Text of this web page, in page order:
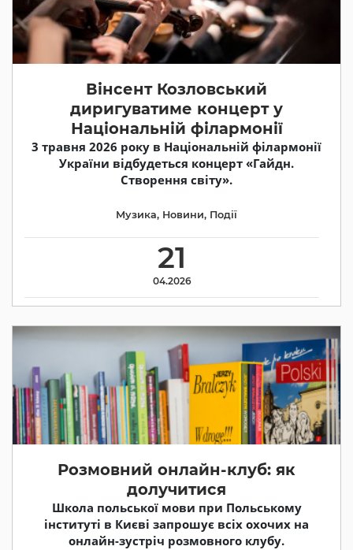
Вінсент Козловський
диригуватиме концерт у
Національній філармонії
3 травня 2026 року в Національній філармонії
України відбудеться концерт «Гайдн.
Створення світу».
21
04.2026
Музика, Новини, Події
Розмовний онлайн-клуб: як
долучитися
Школа польської мови при Польському
інституті в Києві запрошує всіх охочих на
онлайн-зустріч розмовного клубу.